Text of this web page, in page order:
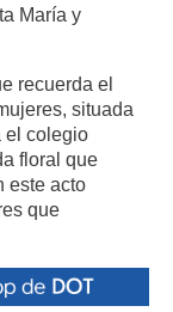
María y
recuerda el
situada
el colegio
floral que
este acto
que